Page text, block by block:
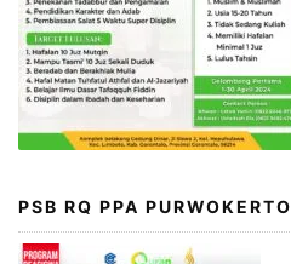
PSB RQ PPA PURWOKERTO